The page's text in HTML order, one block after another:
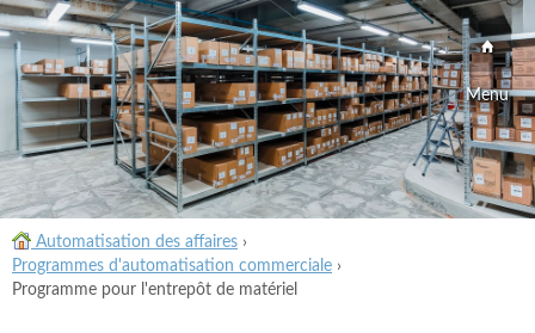
Menu
Automatisation des affaires ›
Programmes d'automatisation commerciale ›
Programme pour l'entrepôt de matériel